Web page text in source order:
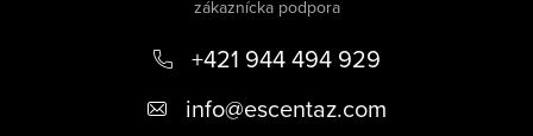
+421 944 494 929
info@escentaz.com